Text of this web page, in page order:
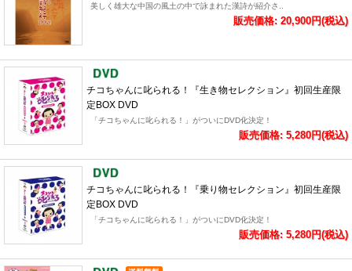
美しく雄大な中国の風土の中で詠まれた漢詩が紹介さ..
販売価格: 20,900円(税込)
チコちゃんに叱られる！『生き物セレクション』初回生産限
定BOX DVD
「チコちゃんに叱られる！」がついにDVD化決定！
販売価格: 5,280円(税込)
チコちゃんに叱られる！『乗り物セレクション』初回生産限
定BOX DVD
「チコちゃんに叱られる！」がついにDVD化決定！
販売価格: 5,280円(税込)